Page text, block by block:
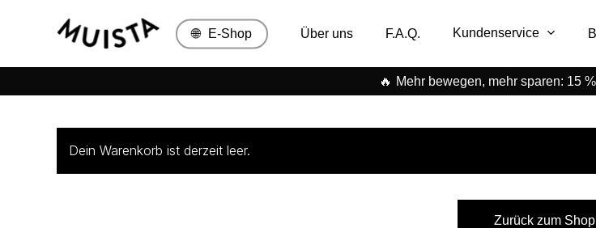
content
🌐 E-Shop Über uns F.A.Q. Kundenservice
🔥 Mehr bewegen, mehr sparen: 15
Dein Warenkorb ist derzeit leer.
Zurück zum Shop